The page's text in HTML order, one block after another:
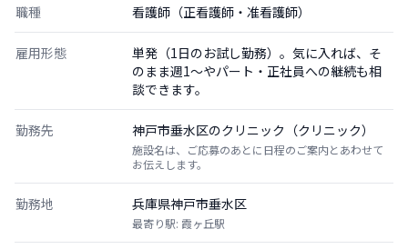
職種 看護師（正看護師・准看護師）
雇用形態
単発（1日のお試し勤務）。気に入れば、そ
のまま週1〜やパート・正社員への継続も相
談できます。
勤務先 神戸市垂水区のクリニック（クリニック）
施設名は、ご応募のあとに日程のご案内とあわせて
お伝えします。
勤務地 兵庫県神戸市垂水区
最寄り駅: 霞ヶ丘駅